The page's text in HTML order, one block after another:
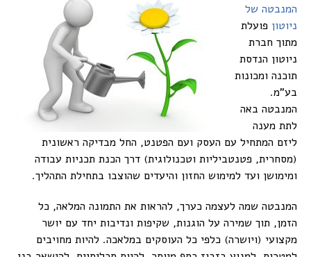
המנבטה של
ניוטון פועלת
מתוך חברת
ניוטון הנדסת
תוכנה ומכונות
בע”מ.
המנבטה באה
לתת מענה
ליזם המתחיל עם העסק ועם הפטנט, החל מבדיקה ראשונית
(מסחרית, פטנטביליות וטכנולוגית) דרך הכנת תכניות עבודה
ומימושן ועד למימוש החזון והיעדים שהוצבו בתחילת התהליך.
המנבטה שמה לעצמה כערך, להראות את התמונה המלאה, כל
הזמן, תוך שמירה על הוגנות, שקיפות ונדיבות יחד עם יושר
מקצועי (ויושרה) כלפי כל העוסקים במלאכה. להיות מחויבים